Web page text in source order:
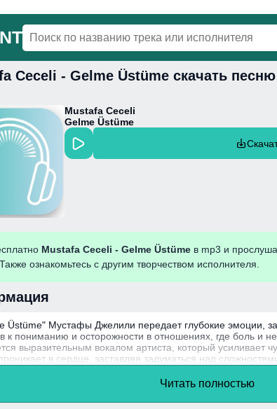
Ceceli - Gelme Üstüme скачать
Mustafa Ceceli
Gelme Üstüme
Mustafa Ceceli - Gelme Üstüme в mp3 и
ознакомьтесь с другим творчеством исполнителя.
Üstüme" Мустафы Джелили передает глубокие эмоции,
к пониманию и осторожности в отношениях, где боль и
выразительным вокалом артиста, который усиливает
в сердце, заставляя задуматься над
факт: Мустафа Джелили начал свою карьеру как продюсер
Читать полностью